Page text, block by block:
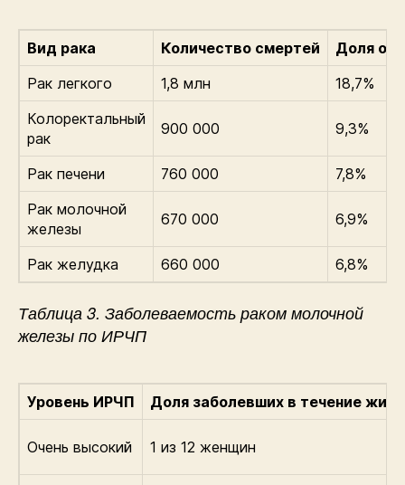
Вид рака Количество смертей
Доля от
Рак легкого
1,8 млн
18,7%
Колоректальный
рак
900 000 9,3%
Рак печени 760 000
7,8%
Рак молочной
железы
670 000 6,9%
Рак желудка 660 000 6,8%
Таблица 3. Заболеваемость раком молочной
железы по ИРЧП
Уровень ИРЧП Доля заболевших в течение
Очень высокий 1 из 12 женщин